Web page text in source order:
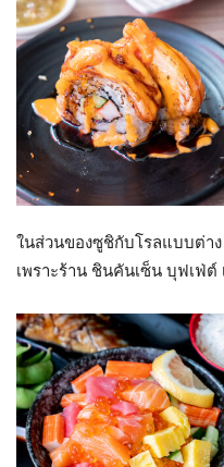
ในส่วนของซูชิกับโรลแบบต่า
เพราะร้าน ชินคันเซ็น บุฟเฟ่ต์